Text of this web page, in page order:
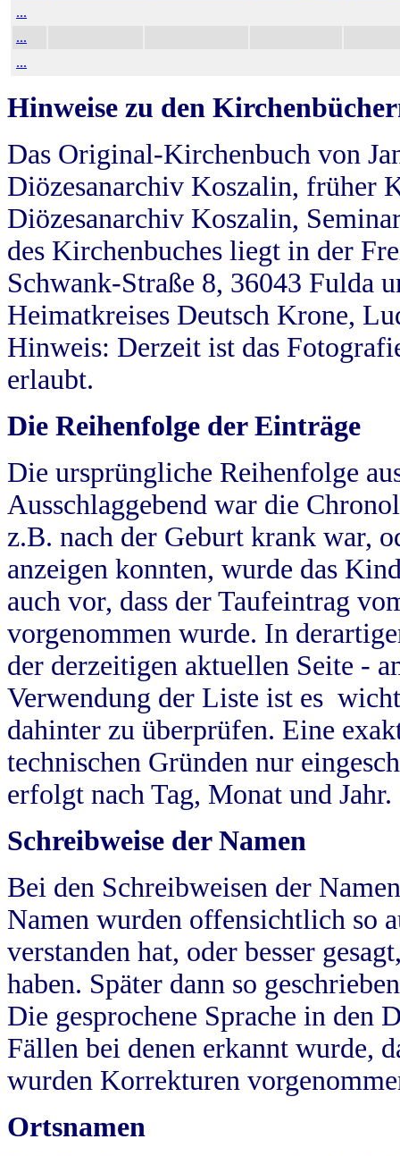
...
...
...
Hinweise zu den
Das Original-Kirchenbuch von
Diözesanarchiv Koszalin, früher
Diözesanarchiv Koszalin,
des Kirchenbuches liegt in der
Schwank-Straße 8, 36043 Fulda
Heimatkreises Deutsch Krone,
Hinweis: Derzeit ist das
erlaubt.
Die Reihenfolge der Einträge
Die ursprüngliche Reihenfolge
Ausschlaggebend war die
z.B. nach der Geburt krank war,
anzeigen konnten, wurde das
auch vor, dass der Taufeintrag
vorgenommen wurde. In
der derzeitigen aktuellen Seite -
Verwendung der Liste ist es
dahinter zu überprüfen. Eine
technischen Gründen nur
erfolgt nach Tag, Monat und Jahr.
Schreibweise der Namen
Bei den Schreibweisen der
Namen wurden offensichtlich so
verstanden hat, oder besser
haben. Später dann so
Die gesprochene Sprache in
Fällen bei denen erkannt wurde,
wurden Korrekturen
Ortsnamen